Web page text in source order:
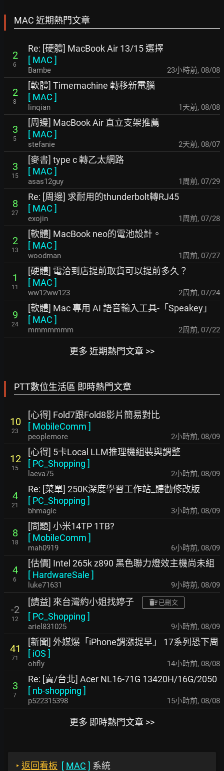
MAC 近期熱門文章
2
6
Re: [硬體] MacBook Air 13/15 選擇
[ MAC ]
Bambe 23小時前, 08/08
2
8
[軟體] Timemachine 轉移新電腦
[ MAC ]
linqian 1天前, 08/08
3
5
[周邊] MacBook Air 直立支架推薦
[ MAC ]
stefanie 2天前, 08/07
3
15
[麥書] type c 轉乙太網路
[ MAC ]
asas12guy 1周前, 07/29
8
27
Re: [周邊] 求耐用的thunderbolt轉RJ45
[ MAC ]
exojin 1周前, 07/28
2
13
[軟體] MacBook neo的電池設計。
[ MAC ]
woodman 1周前, 07/27
1
11
[硬體] 電洽到店提前取貨可以提前多久？
[ MAC ]
ww12ww123 2周前, 07/24
9
24
[軟體] Mac 專用 AI 語音輸入工具-「Speakey」
[ MAC ]
mmmmmmm 2周前, 07/22
更多 近期熱門文章 >>
PTT數位生活區 即時熱門文章
10
23
[心得] Fold7跟Fold8影片簡易對比
[ MobileComm ]
peoplemore 2小時前, 08/09
12
15
[心得] 5卡Local LLM推理機組裝與調整
[ PC_Shopping ]
laeva75 2小時前, 08/09
4
21
Re: [菜單] 250K深度學習工作站_聽勸修改版
[ PC_Shopping ]
bhmagic 3小時前, 08/09
8
18
[問題] 小米14TP 1TB?
[ MobileComm ]
mah0919 6小時前, 08/09
4
6
[估價] Intel 265k z890 黑色聯力燈效主機尚未組
[ HardwareSale ]
luke71631 9小時前, 08/09
-2
12
[請益] 來台灣約小姐找婷子 已刪文
[ PC_Shopping ]
ariel831025 9小時前, 08/09
41
71
[新聞] 外媒爆「iPhone調漲提早」 17系列恐下周
[ iOS ]
ohfly 14小時前, 08/08
3
7
Re: [賣/台北] Acer NL16-71G 13420H/16G/2050
[ nb-shopping ]
p522315398 15小時前, 08/08
更多 即時熱門文章 >>
‣ 返回看板 [ MAC ] 系統